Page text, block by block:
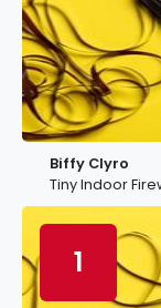
Biffy Clyro
Tiny Indoor
1